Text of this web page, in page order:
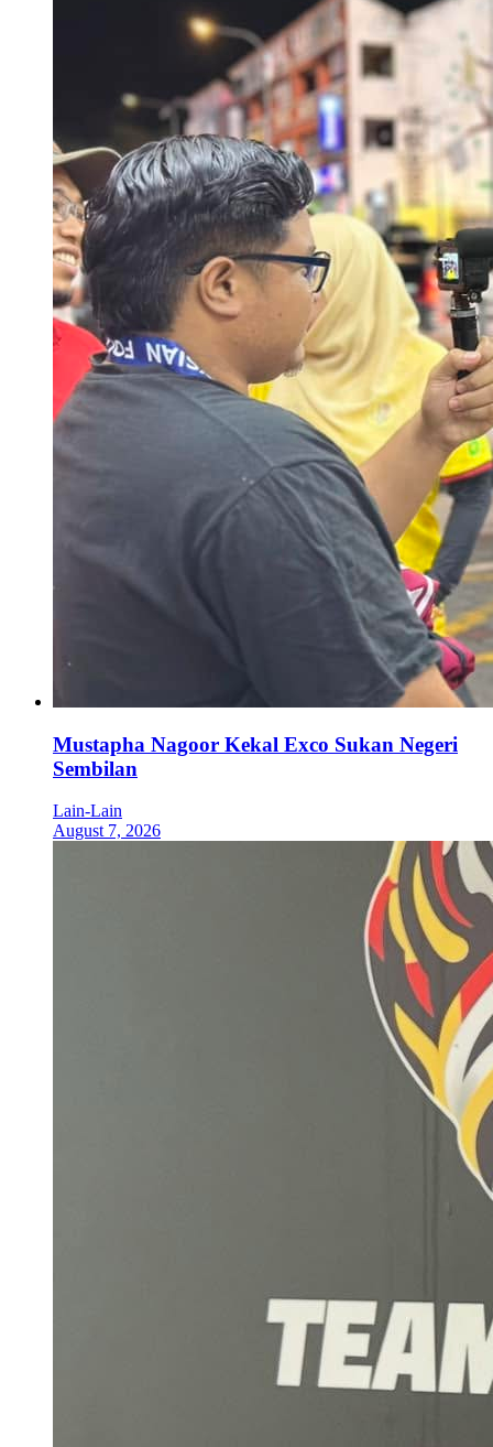
Mustapha Nagoor Kekal Exco Sukan Negeri
Sembilan
Lain-Lain
August 7, 2026